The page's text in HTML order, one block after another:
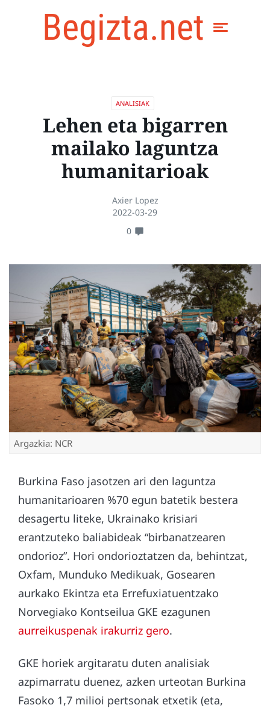
Begizta.net
ANALISIAK
Lehen eta bigarren
mailako laguntza
humanitarioak
Axier Lopez
2022-03-29
0
Argazkia: NCR
Burkina Faso jasotzen ari den laguntza
humanitarioaren %70 egun batetik bestera
desagertu liteke, Ukrainako krisiari
erantzuteko baliabideak “birbanatzearen
ondorioz”. Hori ondorioztatzen da, behintzat,
Oxfam, Munduko Medikuak, Gosearen
aurkako Ekintza eta Errefuxiatuentzako
Norvegiako Kontseilua GKE ezagunen
aurreikuspenak irakurriz gero.
GKE horiek argitaratu duten analisiak
azpimarratu duenez, azken urteotan Burkina
Fasoko 1,7 milioi pertsonak etxetik (eta,